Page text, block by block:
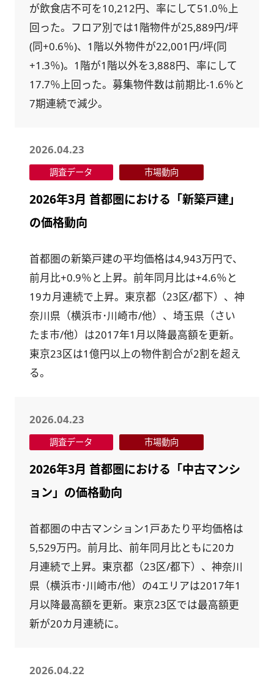
が飲食店不可を10,212円、率にして51.0％上
回った。フロア別では1階物件が25,889円/坪
(同+0.6％)、1階以外物件が22,001円/坪(同
+1.3％)。1階が1階以外を3,888円、率にして
17.7％上回った。募集物件数は前期比-1.6％と
7期連続で減少。
2026.04.23
調査データ 市場動向
2026年3月 首都圏における「新築戸建」
の価格動向
首都圏の新築戸建の平均価格は4,943万円で、
前月比+0.9％と上昇。前年同月比は+4.6％と
19カ月連続で上昇。東京都（23区/都下）、神
奈川県（横浜市･川崎市/他）、埼玉県（さい
たま市/他）は2017年1月以降最高額を更新。
東京23区は1億円以上の物件割合が2割を超え
る。
2026.04.23
調査データ 市場動向
2026年3月 首都圏における「中古マンシ
ョン」の価格動向
首都圏の中古マンション1戸あたり平均価格は
5,529万円。前月比、前年同月比ともに20カ
月連続で上昇。東京都（23区/都下）、神奈川
県（横浜市･川崎市/他）の4エリアは2017年1
月以降最高額を更新。東京23区では最高額更
新が20カ月連続に。
2026.04.22